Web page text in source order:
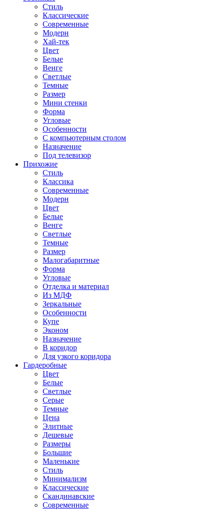
Стиль
Классические
Современные
Модерн
Хай-тек
Цвет
Белые
Венге
Светлые
Темные
Размер
Мини стенки
Форма
Угловые
Особенности
С компьютерным столом
Назначение
Под телевизор
Прихожие
Стиль
Классика
Современные
Модерн
Цвет
Белые
Венге
Светлые
Темные
Размер
Малогабаритные
Форма
Угловые
Отделка и материал
Из МДФ
Зеркальные
Особенности
Купе
Эконом
Назначение
В коридор
Для узкого коридора
Гардеробные
Цвет
Белые
Светлые
Серые
Темные
Цена
Элитные
Дешевые
Размеры
Большие
Маленькие
Стиль
Минимализм
Классические
Скандинавские
Современные